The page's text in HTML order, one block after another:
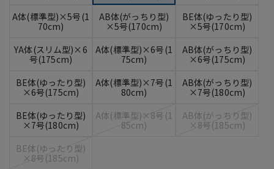
A体(標準型)×5号(1
70cm)
AB体(がっちり型)
×5号(170cm)
BE体(ゆったり型)
×5号(170cm)
YA体(スリム型)×6
号(175cm)
A体(標準型)×6号(1
75cm)
AB体(がっちり型)
×6号(175cm)
BE体(ゆったり型)
×6号(175cm)
A体(標準型)×7号(1
80cm)
AB体(がっちり型)
×7号(180cm)
BE体(ゆったり型)
×7号(180cm)
A体(標準型)×8号(1
85cm)
AB体(がっちり型)
×8号(185cm)
BE体(ゆったり型)
×8号(185cm)